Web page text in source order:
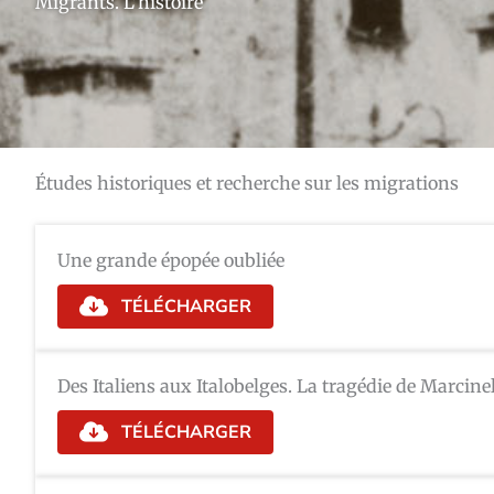
Études historiques et recherche sur les migrations
Une grande épopée oubliée
TÉLÉCHARGER
Des Italiens aux Italobelges. La tragédie de
TÉLÉCHARGER